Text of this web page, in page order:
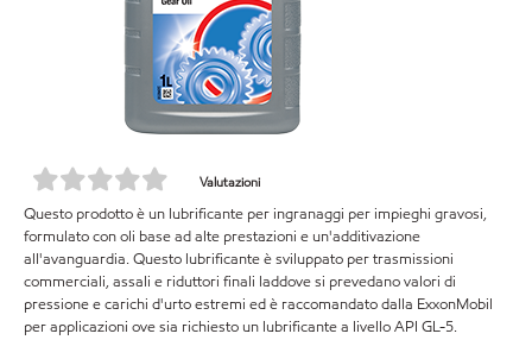
Valutazioni
Questo prodotto è un lubrificante per ingranaggi per impieghi gravosi,
formulato con oli base ad alte prestazioni e un'additivazione
all'avanguardia. Questo lubrificante è sviluppato per trasmissioni
commerciali, assali e riduttori finali laddove si prevedano valori di
pressione e carichi d'urto estremi ed è raccomandato dalla ExxonMobil
per applicazioni ove sia richiesto un lubrificante a livello API GL-5.